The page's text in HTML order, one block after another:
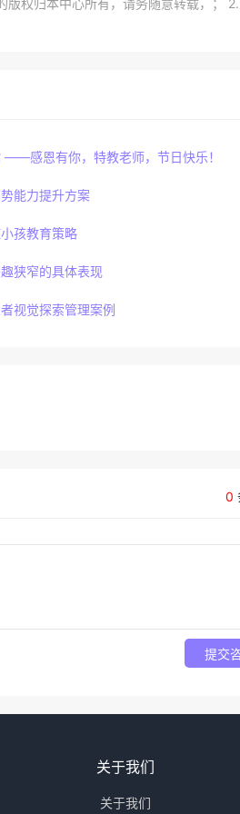
版权归本中心所有，请务随意转载，；
——感恩有你，特教老师，节日快乐！
能力提升方案
孩教育策略
狭窄的具体表现
视觉探索管理案例
0
提交
关于我们
关于我们